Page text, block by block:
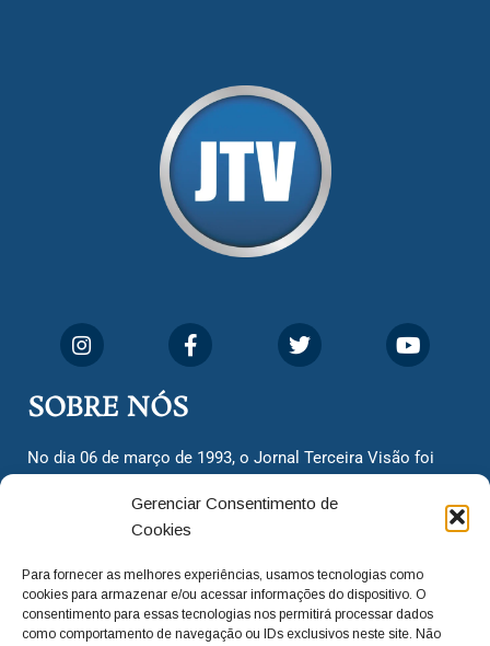
Gerenciar Consentimento de
Cookies
Para fornecer as melhores experiências, usamos tecnologias como
cookies para armazenar e/ou acessar informações do dispositivo. O
consentimento para essas tecnologias nos permitirá processar dados
como comportamento de navegação ou IDs exclusivos neste site. Não
SOBRE NÓS
No dia 06 de março de 1993, o Jornal Terceira Visão foi
cidadãos valinhenses, já que naquela época só existiam
dois jornais. Há mais de 30 anos, o jornal continua
com o foco de trazer as melhores notícias. Nunca
deixamos de lado as necessidades do cidadão, sempre
questionando os órgãos públicos em busca de melhorias